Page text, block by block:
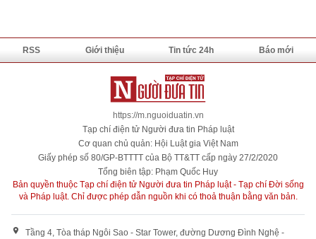
RSS Giới thiệu Tin tức 24h Báo mới
https://m.nguoiduatin.vn
Tạp chí điện tử Người đưa tin Pháp luật
Cơ quan chủ quản: Hội Luật gia Việt Nam
Giấy phép số 80/GP-BTTTT của Bộ TT&TT cấp ngày 27/2/2020
Tổng biên tập: Phạm Quốc Huy
Bản quyền thuộc Tạp chí điện tử Người đưa tin Pháp luật - Tạp chí Đời sống
và Pháp luật. Chỉ được phép dẫn nguồn khi có thoả thuận bằng văn bản.
Tầng 4, Tòa tháp Ngôi Sao - Star Tower, đường Dương Đình Nghệ -